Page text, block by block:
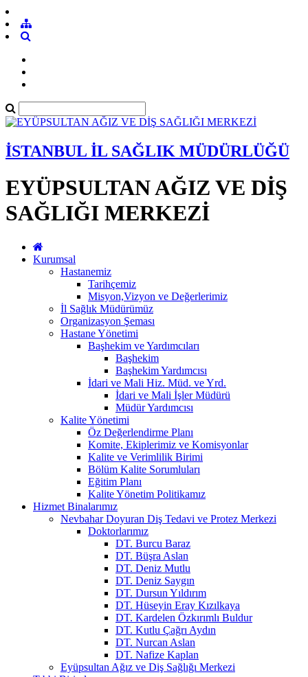
İSTANBUL İL SAĞLIK MÜDÜRLÜĞÜ
EYÜPSULTAN AĞIZ VE DİŞ
SAĞLIĞI MERKEZİ
Kurumsal
Hastanemiz
Tarihçemiz
Misyon,Vizyon ve Değerlerimiz
İl Sağlık Müdürümüz
Organizasyon Şeması
Hastane Yönetimi
Başhekim ve Yardımcıları
Başhekim
Başhekim Yardımcısı
İdari ve Mali Hiz. Müd. ve Yrd.
İdari ve Mali İşler Müdürü
Müdür Yardımcısı
Kalite Yönetimi
Öz Değerlendirme Planı
Komite, Ekiplerimiz ve Komisyonlar
Kalite ve Verimlilik Birimi
Bölüm Kalite Sorumluları
Eğitim Planı
Kalite Yönetim Politikamız
Hizmet Binalarımız
Nevbahar Doyuran Diş Tedavi ve Protez Merkezi
Doktorlarımız
DT. Burcu Baraz
DT. Büşra Aslan
DT. Deniz Mutlu
DT. Deniz Saygın
DT. Dursun Yıldırım
DT. Hüseyin Eray Kızılkaya
DT. Kardelen Özkırımlı Buldur
DT. Kutlu Çağrı Aydın
DT. Nurcan Aslan
DT. Nafize Kaplan
Eyüpsultan Ağız ve Diş Sağlığı Merkezi